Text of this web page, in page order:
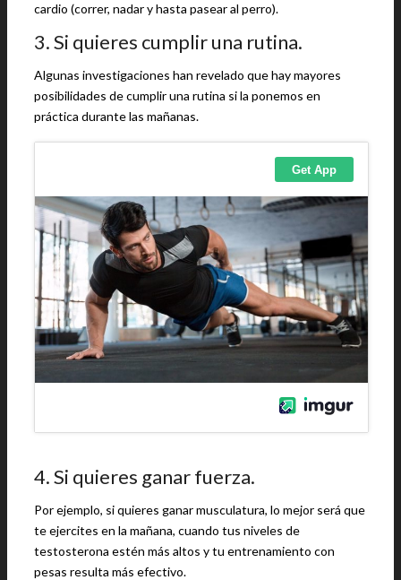
cardio (correr, nadar y hasta pasear al perro).
3. Si quieres cumplir una rutina.
Algunas investigaciones han revelado que hay mayores
posibilidades de cumplir una rutina si la ponemos en
práctica durante las mañanas.
4. Si quieres ganar fuerza.
Por ejemplo, si quieres ganar musculatura, lo mejor será que
te ejercites en la mañana, cuando tus niveles de
testosterona estén más altos y tu entrenamiento con
pesas resulta más efectivo.